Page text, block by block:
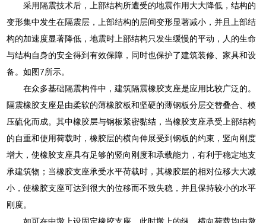
采用隔震技术后，上部结构所遭受的地震作用大大降低，结构的
变形集中发生在隔震层，上部结构的层间变形显著减小，并且上部结
构的加速度显著降低，地震时上部结构只发生缓慢的平动，人的生命
与结构自身的安全得到有效保障，同时也保护了建筑装修、家具和设
备。如图7所示。
在众多基础隔震构件中，建筑隔震橡胶支座是应用比较广泛的。
隔震橡胶支座是由柔软的薄橡胶板和坚硬的薄钢板分层交替叠合、模
压硫化而成。其中橡胶层与钢板紧密黏结，当橡胶支座承受上部结构
的自重和使用荷载时，橡胶层的横向伸展受到钢板的约束，竖向刚度
增大，使橡胶支座具有足够的竖向刚度和承载能力，有利于稳定地支
承建筑物；当橡胶支座承受水平荷载时，其橡胶层的相对位移大大减
小，使橡胶支座可达到很大的位移而不致失稳，并且保持较小的水平
刚度。